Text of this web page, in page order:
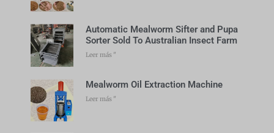
Automatic Mealworm Sifter and Pupa
Sorter Sold To Australian Insect Farm
Leer más "
Mealworm Oil Extraction Machine
Leer más "